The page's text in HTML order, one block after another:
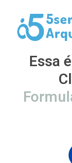
Essa